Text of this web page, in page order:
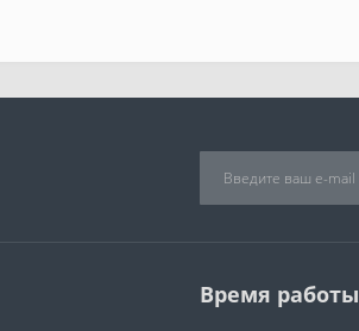
Время работы